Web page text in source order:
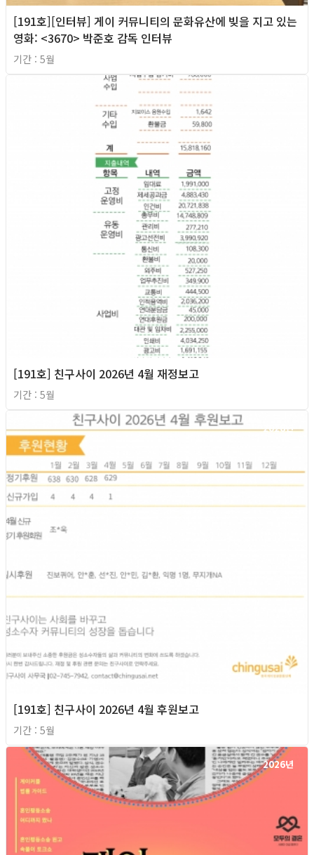
[191호][인터뷰] 게이 커뮤니티의 문화유산에 빚을 지고 있는
영화: <3670> 박준호 감독 인터뷰
기간 : 5월
[191호] 친구사이 2026년 4월 재정보고
기간 : 5월
2026년
[191호] 친구사이 2026년 4월 후원보고
기간 : 5월
2026년